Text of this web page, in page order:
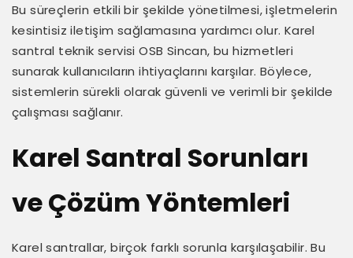
Bu süreçlerin etkili bir şekilde yönetilmesi, işletmelerin
kesintisiz iletişim sağlamasına yardımcı olur. Karel
santral teknik servisi OSB Sincan, bu hizmetleri
sunarak kullanıcıların ihtiyaçlarını karşılar. Böylece,
sistemlerin sürekli olarak güvenli ve verimli bir şekilde
çalışması sağlanır.
Karel Santral Sorunları
ve Çözüm Yöntemleri
Karel santrallar, birçok farklı sorunla karşılaşabilir. Bu